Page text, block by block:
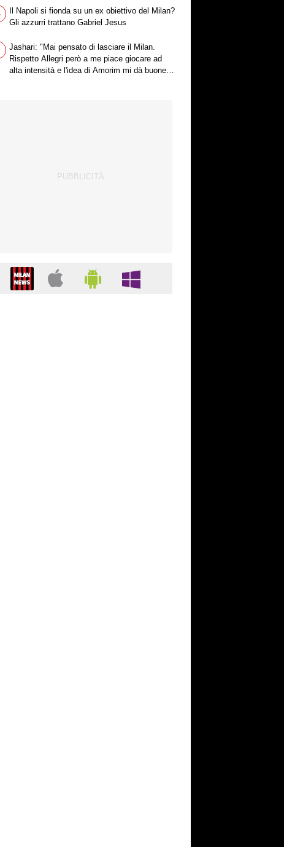
Il Napoli si fionda su un ex obiettivo del Milan?
Gli azzurri trattano Gabriel Jesus
Jashari: "Mai pensato di lasciare il Milan.
Rispetto Allegri però a me piace giocare ad
alta intensità e l'idea di Amorim mi dà buone